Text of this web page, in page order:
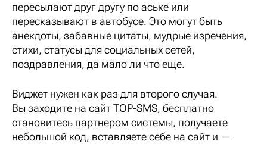
пересылают друг другу по аське или
пересказывают в автобусе. Это могут быть
анекдоты, забавные цитаты, мудрые изречения,
стихи, статусы для социальных сетей,
поздравления, да мало ли что еще.
Виджет нужен как раз для второго случая.
Вы заходите на сайт TOP-SMS, бесплатно
становитесь партнером системы, получаете
небольшой код, вставляете себе на сайт и —